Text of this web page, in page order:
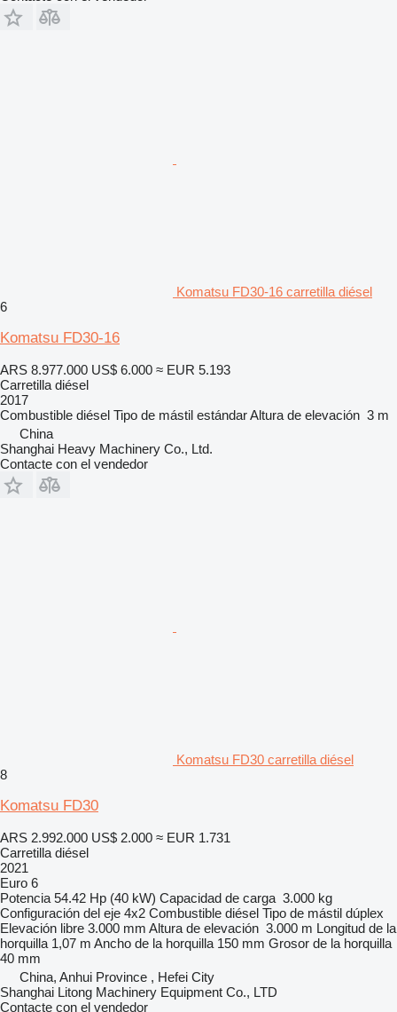
Komatsu FD30-16 carretilla diésel
6
Komatsu FD30-16
ARS 8.977.000 US$ 6.000 ≈ EUR 5.193
Carretilla diésel
2017
Combustible diésel Tipo de mástil estándarAltura de elevación 3 m
China
Shanghai Heavy Machinery Co., Ltd.
Contacte con el vendedor
Komatsu FD30 carretilla diésel
8
Komatsu FD30
ARS 2.992.000 US$ 2.000 ≈ EUR 1.731
Carretilla diésel
2021
Euro 6
Potencia 54.42 Hp (40 kW) Capacidad de carga 3.000 kg
Configuración del eje 4x2 Combustible diésel Tipo de mástil dúplex
Elevación libre 3.000 mm Altura de elevación 3.000 m Longitud de la
horquilla 1,07 m Ancho de la horquilla 150 mm Grosor de la horquilla
40 mm
China, Anhui Province , Hefei City
Shanghai Litong Machinery Equipment Co., LTD
Contacte con el vendedor